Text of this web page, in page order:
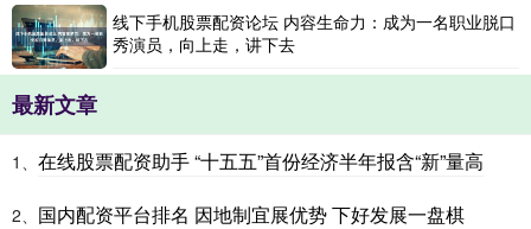
线下手机股票配资论坛 内容生命力：成为一名职业脱口
秀演员，向上走，讲下去
最新文章
1、 在线股票配资助手 “十五五”首份经济半年报含“新”量高
2、 国内配资平台排名 因地制宜展优势 下好发展一盘棋